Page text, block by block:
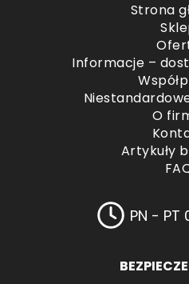
Strona
Informacje –
O
Artykuły
PN - PT